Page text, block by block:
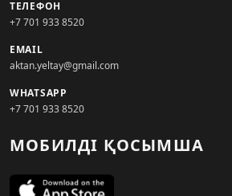
ТЕЛЕФОН
+7 701 933 8520
EMAIL
aktan.yeltay@gmail.com
WHATSAPP
+7 701 933 8520
МОБИЛДІ ҚОСЫМША